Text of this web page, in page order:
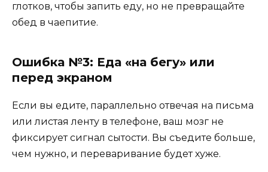
глотков, чтобы запить еду, но не превращайте
обед в чаепитие.
Ошибка №3: Еда «на бегу» или
перед экраном
Если вы едите, параллельно отвечая на письма
или листая ленту в телефоне, ваш мозг не
фиксирует сигнал сытости. Вы съедите больше,
чем нужно, и переваривание будет хуже.